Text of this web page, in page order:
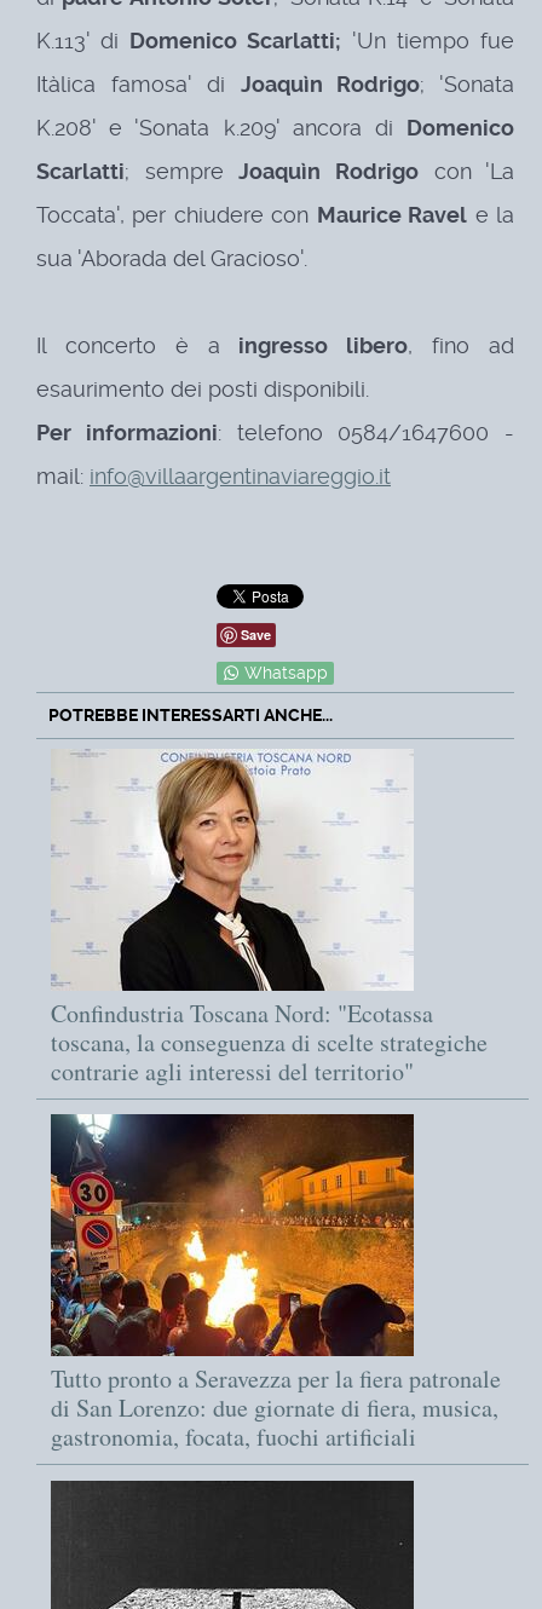
K.113' di Domenico Scarlatti; 'Un tiempo fue
Itàlica famosa' di Joaquìn Rodrigo; 'Sonata
K.208' e 'Sonata k.209' ancora di Domenico
Scarlatti; sempreJoaquìn Rodrigocon 'La
Toccata', per chiudere con Maurice Ravel e la
sua 'Aborada del Gracioso'.
Il concerto è a ingresso libero, fino ad
esaurimento dei posti disponibili.
Per informazioni: telefono 0584/1647600 -
mail: info@villaargentinaviareggio.it
Save
Whatsapp
POTREBBE INTERESSARTI ANCHE...
Confindustria Toscana Nord: "Ecotassa
toscana, la conseguenza di scelte strategiche
contrarie agli interessi del territorio"
Tutto pronto a Seravezza per la fiera patronale
di San Lorenzo: due giornate di fiera, musica,
gastronomia, focata, fuochi artificiali